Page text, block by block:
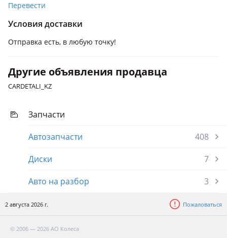
Перевести
Условия доставки
Отправка есть, в любую точку!
Другие объявления продавца
CARDETALI_KZ
Запчасти
Автозапчасти
408
Диски
7
Авто на разбор
3
2 августа 2026 г. Пожаловаться
© 2006 — 2026 АО Колеса